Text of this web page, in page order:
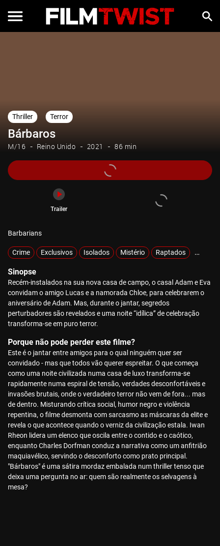
Thriller Terror
Bárbaros
M/16 Reino Unido 2021 86 min
Trailer
Barbarians
Crime Exclusivos Isolados Mistério Raptados
Sinopse
Recém-instalados na sua nova casa de campo, o casal Adam e Eva
convidam o amigo Lucas e a namorada Chloe, para celebrarem o
aniversário de Adam. Mas, durante o jantar, segredos
perturbadores são revelados e uma noite “idílica” de celebração
transforma-se em puro terror.
Porque não pode perder este filme?
Este é o jantar entre amigos para o qual ninguém quer ser
convidado - mas que todos vão querer espreitar. O que começa
como uma noite civilizada numa casa de luxo transforma-se
rapidamente numa espiral de tensão, verdades desconfortáveis e
invasões brutais, onde o verdadeiro terror não vem de fora... mas
de dentro. Misturando crítica social, humor negro e violência
repentina, o filme desmonta com sarcasmo as máscaras da elite e
revela o que acontece quando o verniz da civilização estala. Iwan
Rheon lidera um elenco que oscila entre o contido e o caótico,
enquanto Charles Dorfman conduz a narrativa como um anfitrião
maquiavélico, servindo o desconforto como prato principal.
"Bárbaros" é uma sátira mordaz embalada num thriller tenso que
deixa uma pergunta no ar: quem são realmente os selvagens à
mesa?